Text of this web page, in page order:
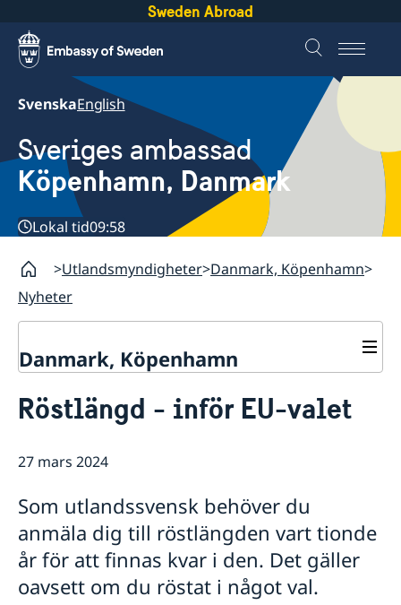
Sweden Abroad
SvenskaEnglish
Sveriges ambassad
Köpenhamn, Danmark
Lokal tid09:58
Utlandsmyndigheter Danmark, Köpenhamn
Nyheter
Danmark, Köpenhamn
Kontakt/Öppettider
Lediga tjänster
Residenset
Dataskyddspolicy
Ambassaden samarbetar med
Business Sweden
Dansk-Svensk Kulturfond
Så stöttar vi svenska företag
Team Sweden
Så kan du få stöd
Svenska företag i Danmark
Anmäl handelshinder
Röstlängd - inför EU-valet
27 mars 2024
Som utlandssvensk behöver du
anmäla dig till röstlängden vart tionde
år för att finnas kvar i den. Det gäller
oavsett om du röstat i något val.